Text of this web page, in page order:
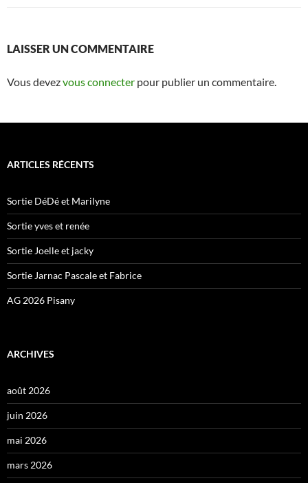
LAISSER UN COMMENTAIRE
Vous devezvous connecter pour publier un commentaire.
ARTICLES RÉCENTS
Sortie DéDé et Marilyne
Sortie yves et renée
Sortie Joelle et jacky
Sortie Jarnac Pascale et Fabrice
AG 2026 Pisany
ARCHIVES
août 2026
juin 2026
mai 2026
mars 2026